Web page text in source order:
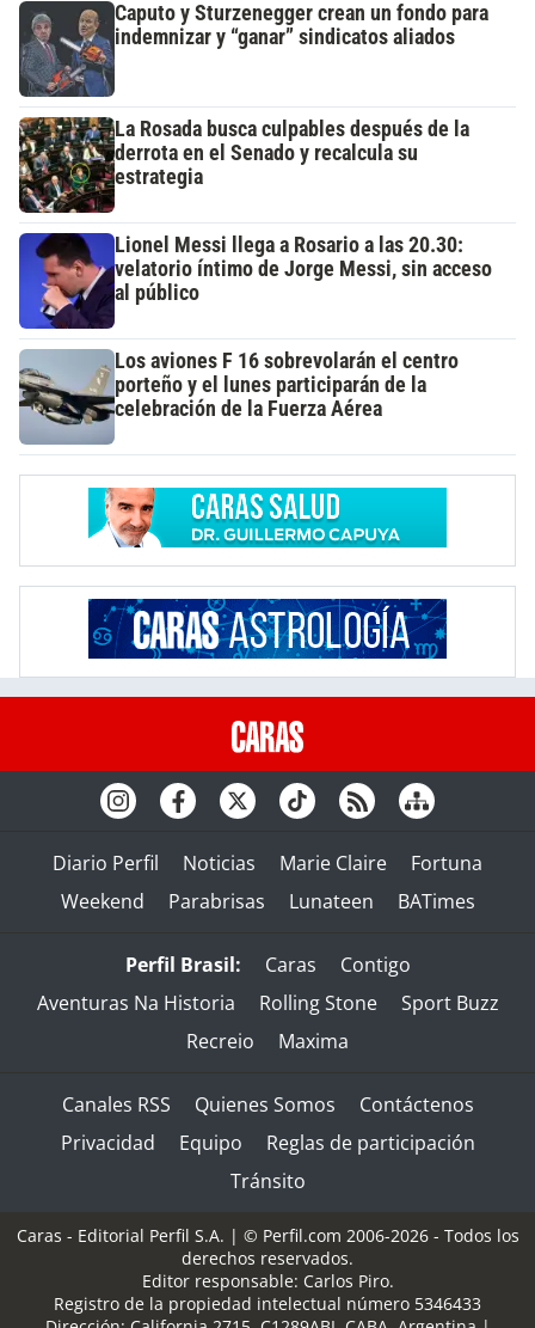
Caputo y Sturzenegger crean un fondo para
indemnizar y “ganar” sindicatos aliados
La Rosada busca culpables después de la
derrota en el Senado y recalcula su
estrategia
Lionel Messi llega a Rosario a las 20.30:
velatorio íntimo de Jorge Messi, sin acceso
al público
Los aviones F 16 sobrevolarán el centro
porteño y el lunes participarán de la
celebración de la Fuerza Aérea
Diario Perfil Noticias Marie Claire
Fortuna
Weekend
Parabrisas Lunateen BATimes
Perfil Brasil: Caras
Contigo
Aventuras Na Historia
Rolling Stone
Sport Buzz
Recreio
Maxima
Canales RSS Quienes Somos
Contáctenos
Privacidad
Equipo
Reglas de participación
Tránsito
Caras - Editorial Perfil S.A. | © Perfil.com 2006-2026 - Todos los
derechos reservados.
Editor responsable: Carlos Piro.
Registro de la propiedad intelectual número 5346433